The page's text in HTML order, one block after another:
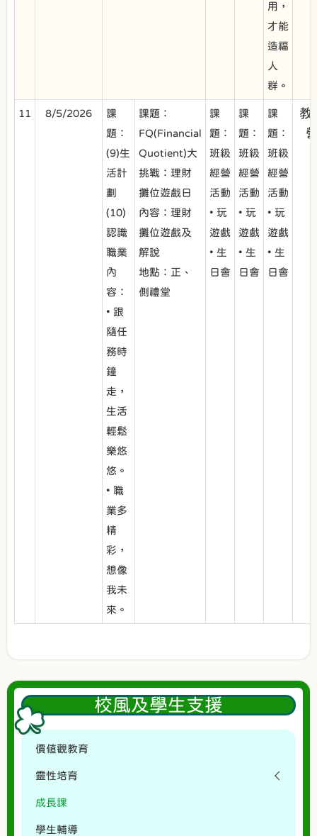
用，
才能
造福
人
群。
11 8/5/2026
課
題：
(9)生
活計
劃
(10)
認識
職業
內
容：
• 跟
隨任
務時
鐘
走，
生活
輕鬆
樂悠
悠。
• 職
業多
精
彩，
想像
我未
來。
課題：
FQ(Financial
Quotient)大
挑戰：理財
攤位遊戲日
內容：理財
攤位遊戲及
解說
地點：正、
側禮堂
課
題：
班級
經營
活動
• 玩
遊戲
• 生
日會
課
題：
班級
經營
活動
• 玩
遊戲
• 生
日會
課
題：
班級
經營
活動
• 玩
遊戲
• 生
日會
教
校風及學生支援
價值觀教育
靈性培育
成長課
學生輔導